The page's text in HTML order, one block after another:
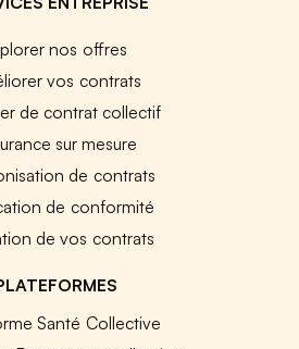
nos offres
vos contrats
de contrat collectif
sur mesure
de contrats
de conformité
de vos contrats
Santé Collective